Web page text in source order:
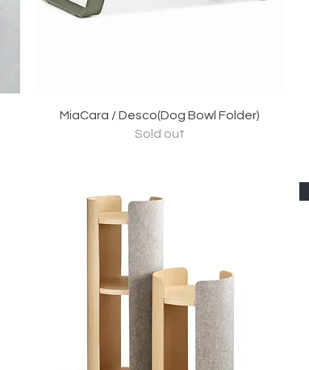
クイックビュー
MiaCara / Desco(Dog Bowl Folder)
Sold out